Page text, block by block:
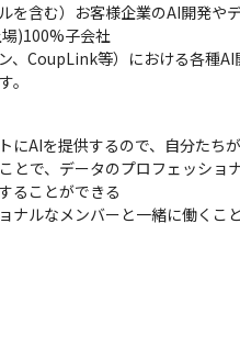
を含む）お客様企業のAI開発や
)100%子会社
、CoupLink等）における各種
。
にAIを提供するので、自分たち
とで、データのプロフェッショ
ることができる
ナルなメンバーと一緒に働くこ